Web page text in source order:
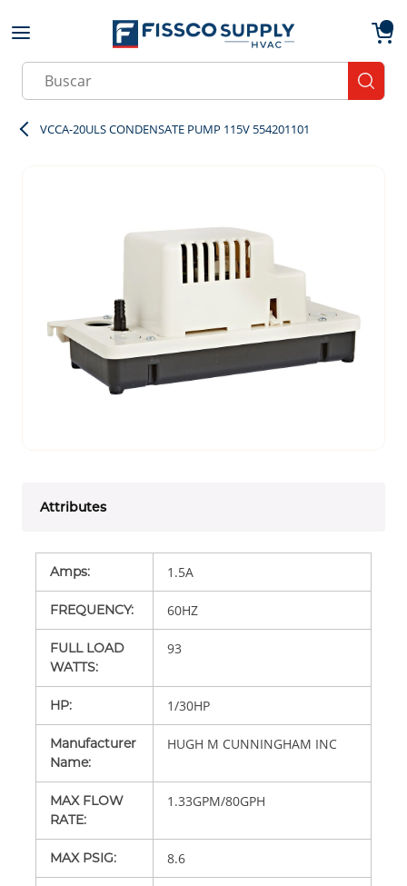
Skip to main content
Site Search
VCCA-20ULS CONDENSATE PUMP 115V 554201101
Attributes
Amps: 1.5A
FREQUENCY: 60HZ
FULL LOAD
WATTS:
93
HP: 1/30HP
Manufacturer
Name:
HUGH M CUNNINGHAM INC
MAX FLOW
RATE:
1.33GPM/80GPH
MAX PSIG: 8.6